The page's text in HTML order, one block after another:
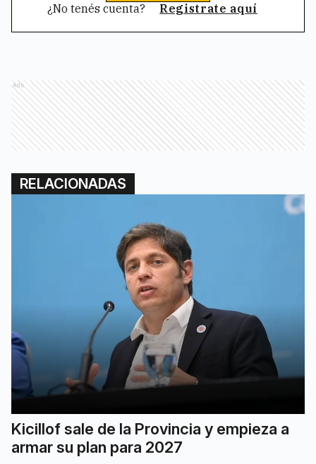
¿No tenés cuenta? Registrate aquí
Ads
RELACIONADAS
Kicillof sale de la Provincia y empieza a
armar su plan para 2027